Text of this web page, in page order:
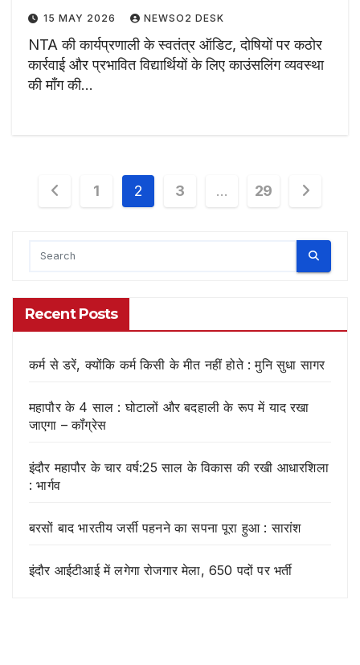
15 MAY 2026 NEWSO2 DESK
NTA की कार्यप्रणाली के स्वतंत्र ऑडिट, दोषियों पर कठोर
कार्रवाई और प्रभावित विद्यार्थियों के लिए काउंसलिंग व्यवस्था
की माँग की…
Posts
1 2 3 … 29
Recent Posts
कर्म से डरें, क्योंकि कर्म किसी के मीत नहीं होते : मुनि सुधा सागर
महापौर के 4 साल : घोटालों और बदहाली के रूप में याद रखा
जाएगा – कॉंग्रेस
इंदौर महापौर के चार वर्ष:25 साल के विकास की रखी आधारशिला
: भार्गव
बरसों बाद भारतीय जर्सी पहनने का सपना पूरा हुआ : सारांश
इंदौर आईटीआई में लगेगा रोजगार मेला, 650 पदों पर भर्ती